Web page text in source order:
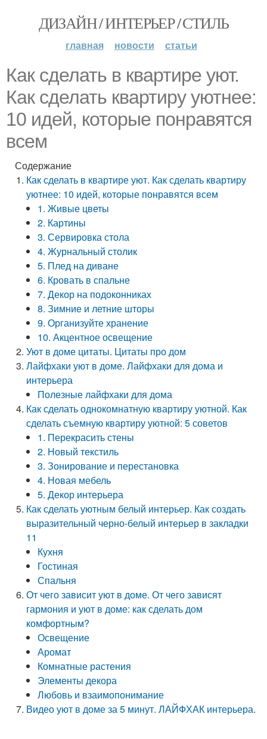
ДИЗАЙН / ИНТЕРЬЕР / СТИЛЬ
главная новости статьи
Как сделать в квартире уют.
Как сделать квартиру уютнее:
10 идей, которые понравятся
всем
Содержание
Как сделать в квартире уют. Как сделать квартиру
уютнее: 10 идей, которые понравятся всем
1. Живые цветы
2. Картины
3. Сервировка стола
4. Журнальный столик
5. Плед на диване
6. Кровать в спальне
7. Декор на подоконниках
8. Зимние и летние шторы
9. Организуйте хранение
10. Акцентное освещение
Уют в доме цитаты. Цитаты про дом
Лайфхаки уют в доме. Лайфхаки для дома и
интерьера
Полезные лайфхаки для дома
Как сделать однокомнатную квартиру уютной. Как
сделать съемную квартиру уютной: 5 советов
1. Перекрасить стены
2. Новый текстиль
3. Зонирование и перестановка
4. Новая мебель
5. Декор интерьера
Как сделать уютным белый интерьер. Как создать
выразительный черно-белый интерьер в закладки
11
Кухня
Гостиная
Спальня
От чего зависит уют в доме. От чего зависят
гармония и уют в доме: как сделать дом
комфортным?
Освещение
Аромат
Комнатные растения
Элементы декора
Любовь и взаимопонимание
Видео уют в доме за 5 минут. ЛАЙФХАК интерьера.